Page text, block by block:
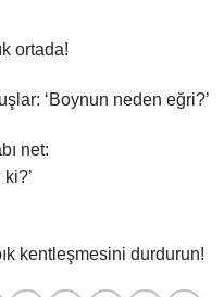
ortada!
‘Boynun neden eğri?’
net:
kentleşmesini durdurun!